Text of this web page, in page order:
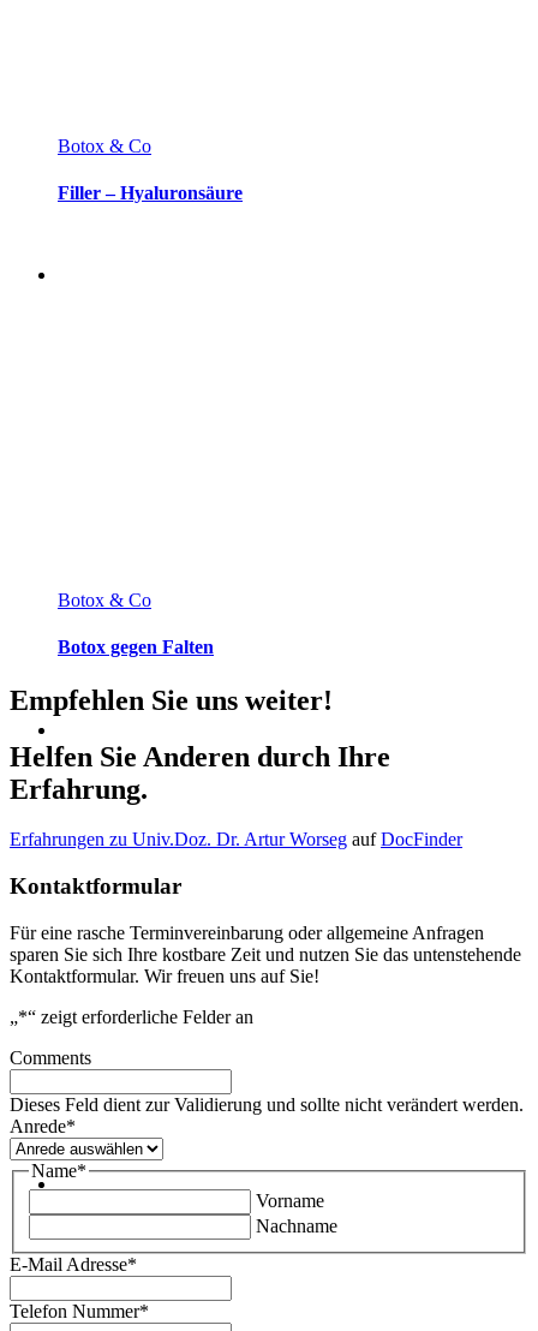
Botox & Co
Filler – Hyaluronsäure
Botox & Co
Botox gegen Falten
Empfehlen Sie uns weiter!
Helfen Sie Anderen durch Ihre
Erfahrung.
Erfahrungen zu Univ.Doz. Dr. Artur Worseg aufDocFinder
Kontaktformular
Für eine rasche Terminvereinbarung oder allgemeine Anfragen
sparen Sie sich Ihre kostbare Zeit und nutzen Sie das untenstehende
Kontaktformular. Wir freuen uns auf Sie!
„*“ zeigt erforderliche Felder an
Comments
Dieses Feld dient zur Validierung und sollte nicht verändert werden.
Anrede*
Name*
Vorname
Nachname
E-Mail Adresse*
Telefon Nummer*